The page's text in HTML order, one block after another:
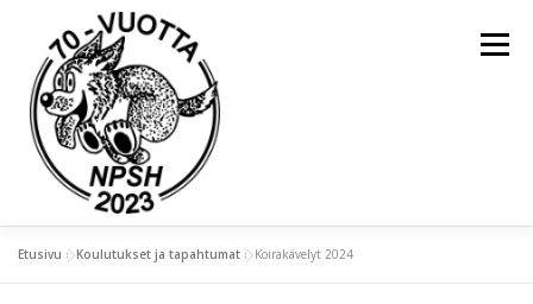
Valikko
Etusivu »Koulutukset ja tapahtumat »Koirakävelyt 2024